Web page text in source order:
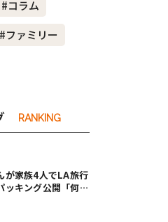
#コラム
#ファミリー
RANKING
が家族4人でLA旅行
ッキング公開「何が